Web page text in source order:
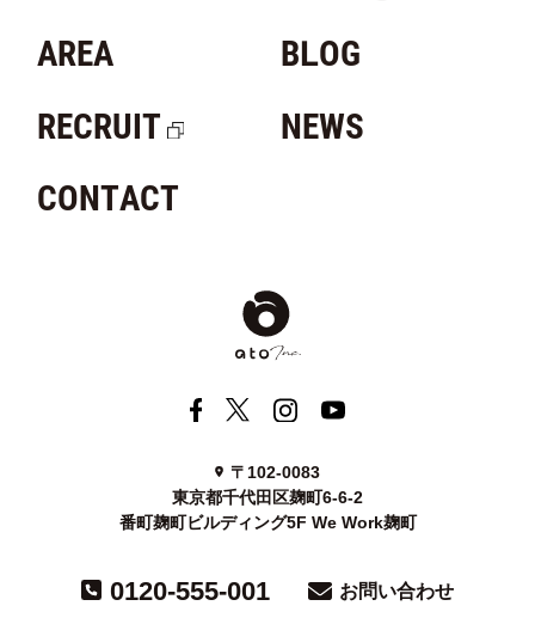
AREA
RECRUIT
BLOG
NEWS
CONTACT
〒102-0083
東京都千代田区麹町6-6-2
番町麹町ビルディング5F We Work麹町
0120-555-001 お問い合わせ